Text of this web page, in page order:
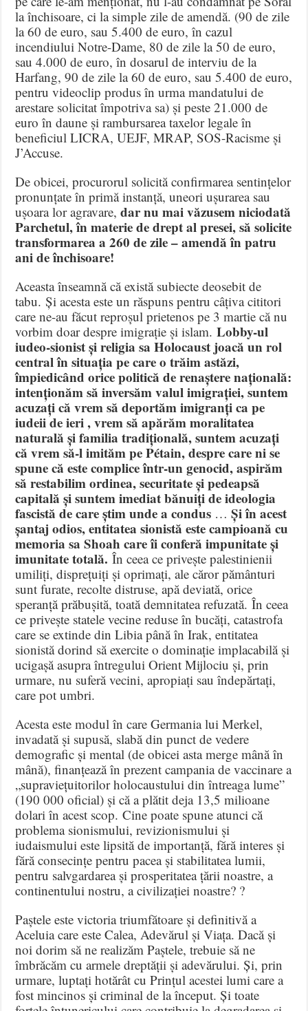
la închisoare, ci la simple zile de amendă. (90 de zile
la 60 de euro, sau 5.400 de euro, în cazul
incendiului Notre-Dame, 80 de zile la 50 de euro,
sau 4.000 de euro, în dosarul de interviu de la
Harfang, 90 de zile la 60 de euro, sau 5.400 de euro,
pentru videoclip produs în urma mandatului de
arestare solicitat împotriva sa) și peste 21.000 de
euro în daune și rambursarea taxelor legale în
beneficiul LICRA, UEJF, MRAP, SOS-Racisme și
J’Accuse.
De obicei, procurorul solicită confirmarea sentințelor
pronunțate în primă instanță, uneori ușurarea sau
ușoara lor agravare,dar nu mai văzusem niciodată
Parchetul, în materie de drept al presei, să solicite
transformarea a 260 de zile – amendă în patru
ani de închisoare!
Aceasta înseamnă că există subiecte deosebit de
tabu. Și acesta este un răspuns pentru câțiva cititori
care ne-au făcut reproșul prietenos pe 3 martie că nu
vorbim doar despre imigrație și islam.Lobby-ul
iudeo-sionist și religia sa Holocaust joacă un rol
central în situația pe care o trăim astăzi,
împiedicând orice politică de renaștere națională:
intenționăm să inversăm valul imigrației, suntem
acuzați că vrem să deportăm imigranți ca pe
iudeii de ieri , vrem să apărăm moralitatea
naturală și familia tradițională, suntem acuzați
că vrem să-l imităm pe Pétain, despre care ni se
spune că este complice într-un genocid, aspirăm
să restabilim ordinea, securitate și pedeapsă
capitală și suntem imediat bănuiți de ideologia
fascistă de care știm unde a condus …Și în acest
șantaj odios, entitatea sionistă este campioană cu
memoria sa Shoah care îi conferă impunitate și
imunitate totală. În ceea ce privește palestinienii
umiliți, disprețuiți și oprimați, ale căror pământuri
sunt furate, recolte distruse, apă deviată, orice
speranță prăbușită, toată demnitatea refuzată. În ceea
ce privește statele vecine reduse în bucăți, catastrofa
care se extinde din Libia până în Irak, entitatea
sionistă dorind să exercite o dominație implacabilă și
ucigașă asupra întregului Orient Mijlociu și, prin
urmare, nu suferă vecini, apropiați sau îndepărtați,
care pot umbri.
Acesta este modul în care Germania lui Merkel,
invadată și supusă, slabă din punct de vedere
demografic și mental (de obicei asta merge mână în
mână), finanțează în prezent campania de vaccinare a
„supraviețuitorilor holocaustului din întreaga lume”
(190 000 oficial) și că a plătit deja 13,5 milioane
dolari în acest scop. Cine poate spune atunci că
problema sionismului, revizionismului și
iudaismului este lipsită de importanță, fără interes și
fără consecințe pentru pacea și stabilitatea lumii,
pentru salvgardarea și prosperitatea țării noastre, a
continentului nostru, a civilizației noastre? ?
Paștele este victoria triumfătoare și definitivă a
Aceluia care este Calea, Adevărul și Viața. Dacă și
noi dorim să ne realizăm Paștele, trebuie să ne
îmbrăcăm cu armele dreptății și adevărului. Și, prin
urmare, luptați hotărât cu Prințul acestei lumi care a
fost mincinos și criminal de la început. Și toate